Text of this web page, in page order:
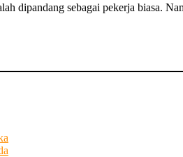
dipandang sebagai pekerja biasa.